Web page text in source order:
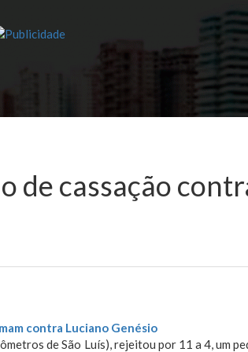
de cassação
contra Luciano Genésio
de São Luís), rejeitou por 11 a 4, um